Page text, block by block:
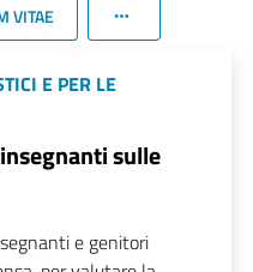
VITAE
E PER LE
sulle
e genitori